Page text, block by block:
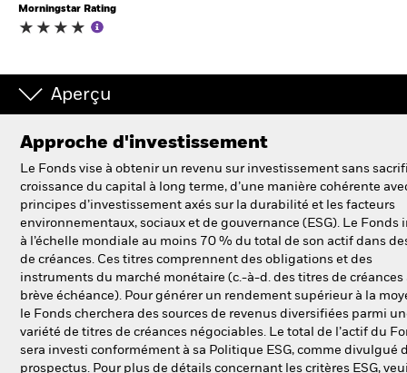
France
BlackRock
iShares
Aladdin
Notre société
Morningstar Rating
Aperçu
Approche d'investissement
Le Fonds vise à obtenir un revenu sur investissement sans
croissance du capital à long terme, d’une manière cohérente
principes d’investissement axés sur la durabilité et les facteurs
environnementaux, sociaux et de gouvernance (ESG). Le Fonds
à l’échelle mondiale au moins 70 % du total de son actif dans
de créances. Ces titres comprennent des obligations et des
instruments du marché monétaire (c.-à-d. des titres de créances
brève échéance). Pour générer un rendement supérieur à la
le Fonds cherchera des sources de revenus diversifiées parmi
variété de titres de créances négociables. Le total de l’actif du
sera investi conformément à sa Politique ESG, comme divulgué
prospectus. Pour plus de détails concernant les critères ESG,